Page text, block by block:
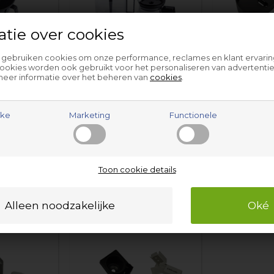
over cookies
cookies om onze performance, reclames en klant
worden ook gebruikt voor het personaliseren van
informatie over het beheren van cookies
Marketing Functionele
Toon cookie details
Koffiekan